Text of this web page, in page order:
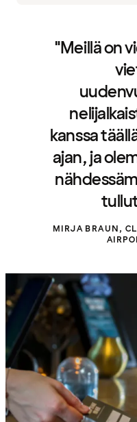
"Meillä on
kanssa
ajan, ja
MIRJA BRAUN,